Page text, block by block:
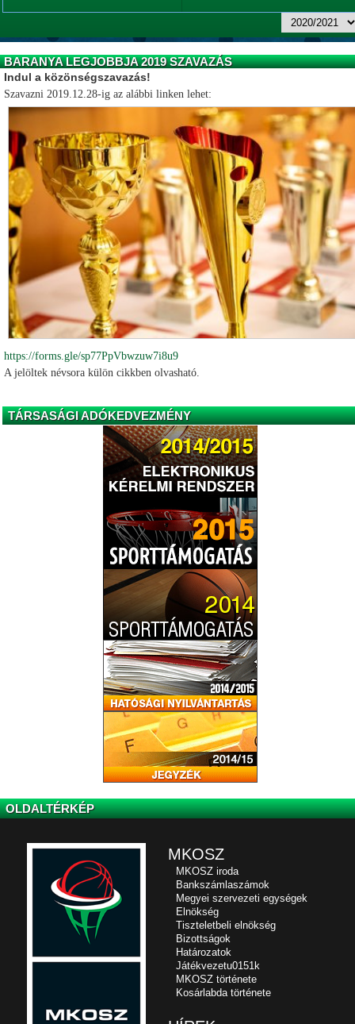
BARANYA LEGJOBBJA 2019 SZAVAZÁS
Indul a közönségszavazás!
Szavazni 2019.12.28-ig az alábbi linken lehet:
https://forms.gle/sp77PpVbwzuw7i8u9
A jelöltek névsora külön cikkben olvasható.
TÁRSASÁGI ADÓKEDVEZMÉNY
OLDALTÉRKÉP
MKOSZ
MKOSZ iroda
Bankszámlaszámok
Megyei szervezeti egységek
Elnökség
Tiszteletbeli elnökség
Bizottságok
Határozatok
Játékvezetu0151k
MKOSZ története
Kosárlabda története